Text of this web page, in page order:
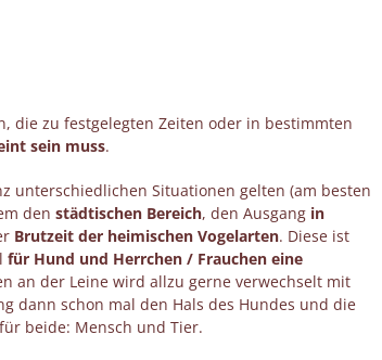
die zu festgelegten Zeiten oder in bestimmten
sein muss.
unterschiedlichen Situationen gelten (am besten
den städtischen Bereich, den Ausgang in
Brutzeit der heimischen Vogelarten. Diese ist
für Hund und Herrchen / Frauchen eine
an der Leine wird allzu gerne verwechselt mit
dann schon mal den Hals des Hundes und die
beide: Mensch und Tier.